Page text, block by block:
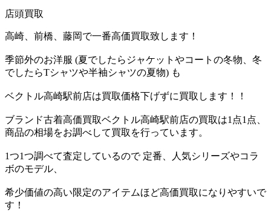
店頭買取
高崎、前橋、藤岡で一番高価買取致します！
季節外のお洋服 (夏でしたらジャケットやコートの冬物、冬
でしたらTシャツや半袖シャツの夏物) も
ベクトル高崎駅前店は買取価格下げずに買取します！！
ブランド古着高価買取ベクトル高崎駅前店の買取は1点1点、
商品の相場をお調べして買取を行っています。
1つ1つ調べて査定しているので 定番、人気シリーズやコラ
ボのモデル、
希少価値の高い限定のアイテムほど高価買取になりやすいで
す！